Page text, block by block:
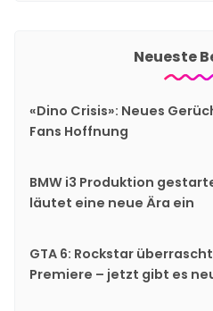
Neueste
«Dino Crisis»: Neues
Fans Hoffnung
BMW i3 Produktion
läutet eine neue Ära ein
GTA 6: Rockstar
Premiere – jetzt gibt es